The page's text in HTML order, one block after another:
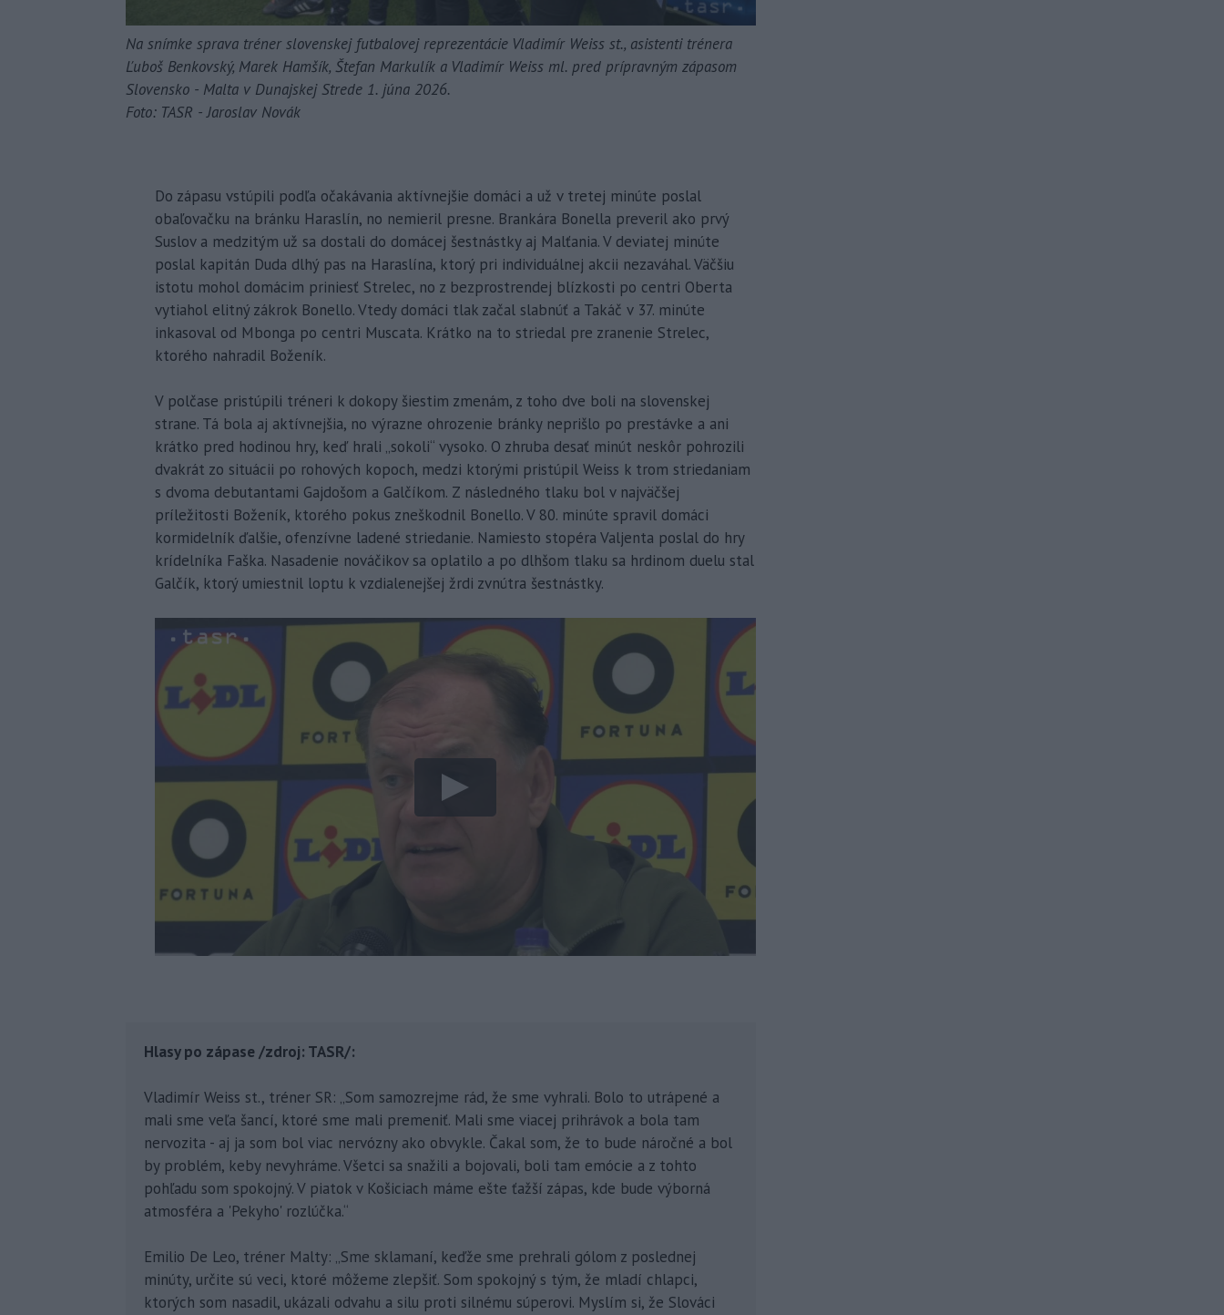
Na snímke sprava tréner slovenskej futbalovej reprezentácie Vladimír Weiss st., asistenti trénera
Ľuboš Benkovský, Marek Hamšík, Štefan Markulík a Vladimír Weiss ml. pred prípravným zápasom
Slovensko - Malta v Dunajskej Strede 1. júna 2026.
Foto: TASR - Jaroslav Novák
Do zápasu vstúpili podľa očakávania aktívnejšie domáci a už v tretej minúte poslal
obaľovačku na bránku Haraslín, no nemieril presne. Brankára Bonella preveril ako prvý
Suslov a medzitým už sa dostali do domácej šestnástky aj Malťania. V deviatej minúte
poslal kapitán Duda dlhý pas na Haraslína, ktorý pri individuálnej akcii nezaváhal. Väčšiu
istotu mohol domácim priniesť Strelec, no z bezprostrendej blízkosti po centri Oberta
vytiahol elitný zákrok Bonello. Vtedy domáci tlak začal slabnúť a Takáč v 37. minúte
inkasoval od Mbonga po centri Muscata. Krátko na to striedal pre zranenie Strelec,
ktorého nahradil Boženík.
V polčase pristúpili tréneri k dokopy šiestim zmenám, z toho dve boli na slovenskej
strane. Tá bola aj aktívnejšia, no výrazne ohrozenie bránky neprišlo po prestávke a ani
krátko pred hodinou hry, keď hrali „sokoli“ vysoko. O zhruba desať minút neskôr pohrozili
dvakrát zo situácii po rohových kopoch, medzi ktorými pristúpil Weiss k trom striedaniam
s dvoma debutantami Gajdošom a Galčíkom. Z následného tlaku bol v najväčšej
príležitosti Boženík, ktorého pokus zneškodnil Bonello. V 80. minúte spravil domáci
kormidelník ďalšie, ofenzívne ladené striedanie. Namiesto stopéra Valjenta poslal do hry
krídelníka Faška. Nasadenie nováčikov sa oplatilo a po dlhšom tlaku sa hrdinom duelu stal
Galčík, ktorý umiestnil loptu k vzdialenejšej žrdi zvnútra šestnástky.
Hlasy po zápase /zdroj: TASR/:
Vladimír Weiss st., tréner SR: „Som samozrejme rád, že sme vyhrali. Bolo to utrápené a
mali sme veľa šancí, ktoré sme mali premeniť. Mali sme viacej prihrávok a bola tam
nervozita - aj ja som bol viac nervózny ako obvykle. Čakal som, že to bude náročné a bol
by problém, keby nevyhráme. Všetci sa snažili a bojovali, boli tam emócie a z tohto
pohľadu som spokojný. V piatok v Košiciach máme ešte ťažší zápas, kde bude výborná
atmosféra a 'Pekyho' rozlúčka.“
Emilio De Leo, tréner Malty: „Sme sklamaní, keďže sme prehrali gólom z poslednej
minúty, určite sú veci, ktoré môžeme zlepšiť. Som spokojný s tým, že mladí chlapci,
ktorých som nasadil, ukázali odvahu a silu proti silnému súperovi. Myslím si, že Slováci